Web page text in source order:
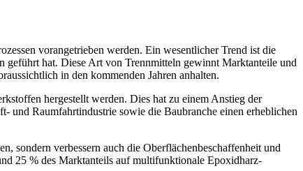
vorangetrieben werden. Ein wesentlicher Trend ist die
geführt hat. Diese Art von Trennmitteln gewinnt Marktanteile und
in den kommenden Jahren anhalten.
hergestellt werden. Dies hat zu einem Anstieg der
und Raumfahrtindustrie sowie die Baubranche einen erheblichen
sondern verbessern auch die Oberflächenbeschaffenheit und
25 % des Marktanteils auf multifunktionale Epoxidharz-